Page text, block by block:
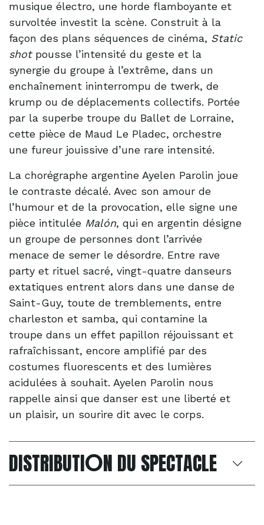
musique électro, une horde flamboyante et
survoltée investit la scène. Construit à la
façon des plans séquences de cinéma, Static
shotpousse l’intensité du geste et la
synergie du groupe à l’extrême, dans un
enchaînement ininterrompu de twerk, de
krump ou de déplacements collectifs. Portée
par la superbe troupe du Ballet de Lorraine,
cette pièce de Maud Le Pladec, orchestre
une fureur jouissive d’une rare intensité.
La chorégraphe argentine Ayelen Parolin joue
le contraste décalé. Avec son amour de
l’humour et de la provocation, elle signe une
pièce intitulée Malón, qui en argentin désigne
un groupe de personnes dont l’arrivée
menace de semer le désordre. Entre rave
party et rituel sacré, vingt-quatre danseurs
extatiques entrent alors dans une danse de
Saint-Guy, toute de tremblements, entre
charleston et samba, qui contamine la
troupe dans un effet papillon réjouissant et
rafraîchissant, encore amplifié par des
costumes fluorescents et des lumières
acidulées à souhait. Ayelen Parolin nous
rappelle ainsi que danser est une liberté et
un plaisir, un sourire dit avec le corps.
DISTRIBUTION DU SPECTACLE